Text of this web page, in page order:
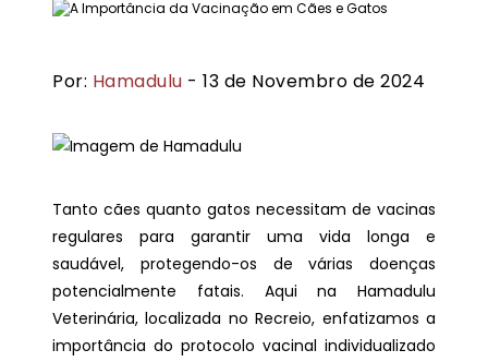
Por: Hamadulu - 13 de Novembro de 2024
Tanto cães quanto gatos necessitam de vacinas
regulares para garantir uma vida longa e
saudável, protegendo-os de várias doenças
potencialmente fatais. Aqui na Hamadulu
Veterinária, localizada no Recreio, enfatizamos a
importância do protocolo vacinal individualizado